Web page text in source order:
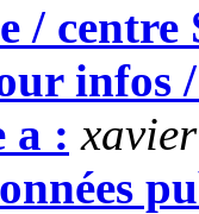
/ centre
infos
a :